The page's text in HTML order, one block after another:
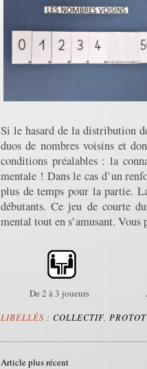
Si le hasard de la distribution
duos de nombres voisins et
conditions préalables : la
mentale ! Dans le cas d’un
plus de temps pour la partie.
débutants. Ce jeu de courte
mental tout en s’amusant.
De 2 à 3 joueurs
LIBELLÉS :COLLECTIF
Article plus récent